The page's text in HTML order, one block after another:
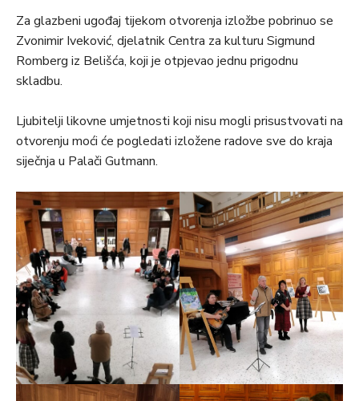
Za glazbeni ugođaj tijekom otvorenja izložbe pobrinuo se
Zvonimir Iveković, djelatnik Centra za kulturu Sigmund
Romberg iz Belišća, koji je otpjevao jednu prigodnu
skladbu.
Ljubitelji likovne umjetnosti koji nisu mogli prisustvovati na
otvorenju moći će pogledati izložene radove sve do kraja
siječnja u Palači Gutmann.